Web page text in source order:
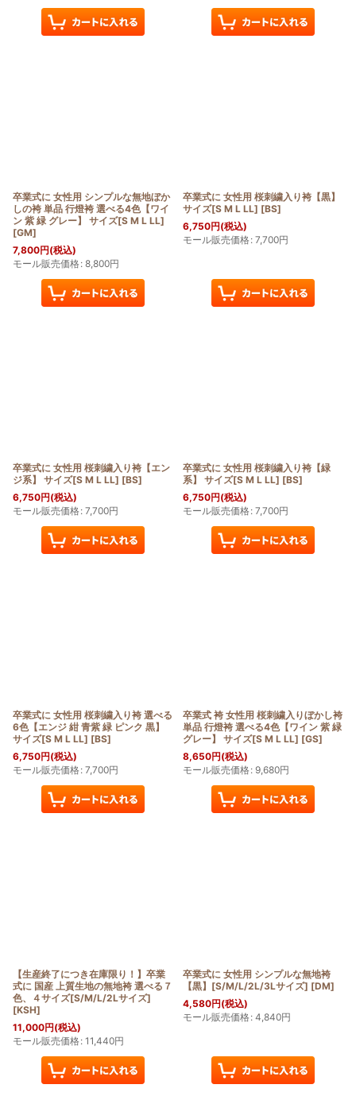
卒業式に 女性用 シンプルな無地ぼか
しの袴 単品 行燈袴 選べる4色【ワイ
ン 紫 緑 グレー】 サイズ[S M L LL]
[GM]
7,800円(税込)
モール販売価格: 8,800円
卒業式に 女性用 桜刺繍入り袴【黒】
サイズ[S M L LL] [BS]
6,750円(税込)
モール販売価格: 7,700円
卒業式に 女性用 桜刺繍入り袴【エン
ジ系】 サイズ[S M L LL] [BS]
6,750円(税込)
モール販売価格: 7,700円
卒業式に 女性用 桜刺繍入り袴【緑
系】 サイズ[S M L LL] [BS]
6,750円(税込)
モール販売価格: 7,700円
卒業式に 女性用 桜刺繍入り袴 選べる
6色【エンジ 紺 青紫 緑 ピンク 黒】
サイズ[S M L LL] [BS]
6,750円(税込)
モール販売価格: 7,700円
卒業式 袴 女性用 桜刺繍入りぼかし袴
単品 行燈袴 選べる4色【ワイン 紫 緑
グレー】 サイズ[S M L LL] [GS]
8,650円(税込)
モール販売価格: 9,680円
【生産終了につき在庫限り！】卒業
式に 国産 上質生地の無地袴 選べる７
色、４サイズ[S/M/L/2Lサイズ]
[KSH]
11,000円(税込)
モール販売価格: 11,440円
卒業式に 女性用 シンプルな無地袴
【黒】[S/M/L/2L/3Lサイズ] [DM]
4,580円(税込)
モール販売価格: 4,840円